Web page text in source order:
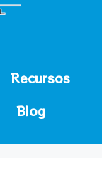
Recursos
Blog